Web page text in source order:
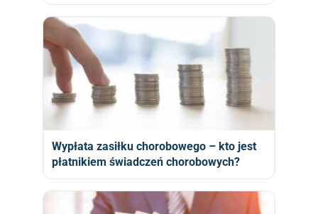
Wypłata zasiłku chorobowego – kto jest
płatnikiem świadczeń chorobowych?